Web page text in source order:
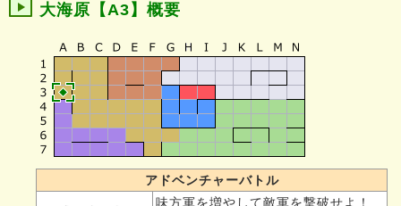
大海原【A3】概要
アドベンチャーバトル
味方軍を増やして敵軍を撃破せよ！